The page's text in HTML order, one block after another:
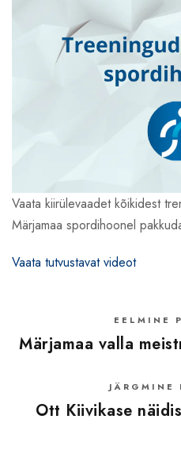
Vaata kiirülevaadet kõikidest
Märjamaa spordihoonel
Vaata tutvustavat videot
EELMINE
Märjamaa valla
JÄRGMINE
Ott Kiivikase